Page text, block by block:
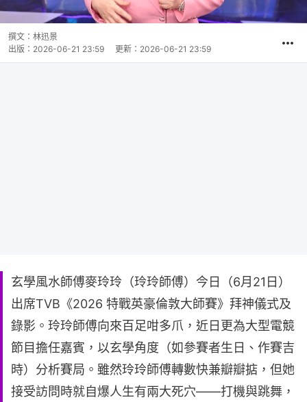
撰文： 林迅景
出版： 2026-06-21 23:59 更新： 2026-06-21 23:59
玄學風水師傅麥玲玲（玲玲師傅）今日（6月21日）
出席TVB《2026 特戰英豪倫敦大師賽》拜神儀式及
錄影。玲玲師傅向來百足咁多爪，近日更為大型電競
節目擔任嘉賓，以玄學角度（如參賽者生日、作賽吉
時）分析賽局。雖然玲玲師傅轉數快兼瓣瓣掂，但她
接受訪問時就自爆人生有兩大死穴——打機與跳舞，